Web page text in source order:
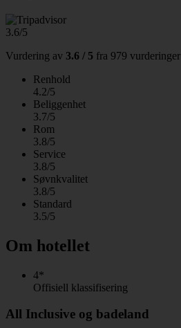
3.6/5
Vurdering av 3.6 / 5 fra 979 vurderinger
Renhold
4.2/5
Beliggenhet
3.7/5
Rom
3.8/5
Service
3.8/5
Søvnkvalitet
3.8/5
Standard
3.5/5
Om hotellet
4*
Offisiell klassifisering
All Inclusive og badeland